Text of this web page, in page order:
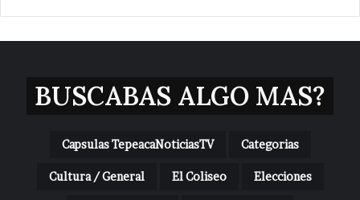
BUSCABAS ALGO MAS?
Capsulas TepeacaNoticiasTV Categorias
Cultura / General El Coliseo Elecciones